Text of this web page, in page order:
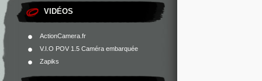
VIDÉOS
ActionCamera.fr
V.I.O POV 1.5 Caméra embarquée
Zapiks